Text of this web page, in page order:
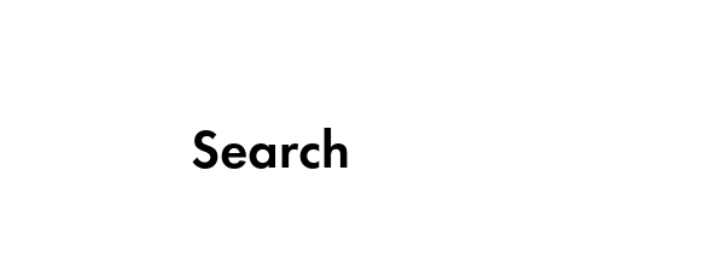
Épilation
Maquillage
Permanent
Search